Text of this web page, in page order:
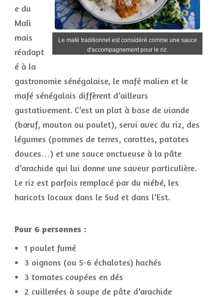
Le mafé traditionnel est considéré comme une sauce
d'accompagnement pour le riz.
e du
Mali
mais
réadapt
é à la
gastronomie sénégalaise, le mafé malien et le
mafé sénégalais diffèrent d’ailleurs
gustativement. C’est un plat à base de viande
(bœuf, mouton ou poulet), servi avec du riz, des
légumes (pommes de terres, carottes, patates
douces…) et une sauce onctueuse à la pâte
d’arachide qui lui donne une saveur particulière.
Le riz est parfois remplacé par du niébé, les
haricots locaux dans le Sud et dans l’Est.
Pour 6 personnes :
1 poulet fumé
3 oignons (ou 5-6 échalotes) hachés
3 tomates coupées en dés
2 cuillerées à soupe de pâte d’arachide